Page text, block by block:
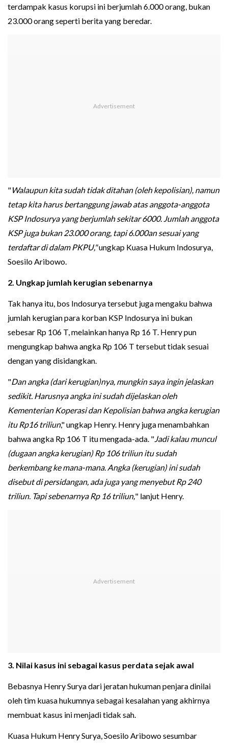
terdampak kasus korupsi ini berjumlah 6.000 orang, bukan
23.000 orang seperti berita yang beredar.
"Walaupun kita sudah tidak ditahan (oleh kepolisian), namun
tetap kita harus bertanggung jawab atas anggota-anggota
KSP Indosurya yang berjumlah sekitar 6000. Jumlah anggota
KSP juga bukan 23.000 orang, tapi 6.000an sesuai yang
terdaftar di dalam PKPU,"ungkap Kuasa Hukum Indosurya,
Soesilo Aribowo.
2. Ungkap jumlah kerugian sebenarnya
Tak hanya itu, bos Indosurya tersebut juga mengaku bahwa
jumlah kerugian para korban KSP Indosurya ini bukan
sebesar Rp 106 T, melainkan hanya Rp 16 T. Henry pun
mengungkap bahwa angka Rp 106 T tersebut tidak sesuai
dengan yang disidangkan.
"Dan angka (dari kerugian)nya, mungkin saya ingin jelaskan
sedikit. Harusnya angka ini sudah dijelaskan oleh
Kementerian Koperasi dan Kepolisian bahwa angka kerugian
itu Rp16 triliun," ungkap Henry. Henry juga menambahkan
bahwa angka Rp 106 T itu mengada-ada. "Jadi kalau muncul
(dugaan angka kerugian) Rp 106 triliun itu sudah
berkembang ke mana-mana. Angka (kerugian) ini sudah
disebut di persidangan, ada juga yang menyebut Rp 240
triliun. Tapi sebenarnya Rp 16 triliun," lanjut Henry.
3. Nilai kasus ini sebagai kasus perdata sejak awal
Bebasnya Henry Surya dari jeratan hukuman penjara dinilai
oleh tim kuasa hukumnya sebagai kesalahan yang akhirnya
membuat kasus ini menjadi tidak sah.
Kuasa Hukum Henry Surya, Soesilo Aribowo sesumbar